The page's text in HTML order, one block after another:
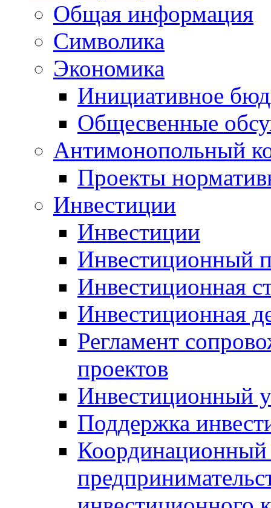
Общая информация
Символика
Экономика
Инициативное
Общесвенные
Антимонопольный
Проекты
Инвестиции
Инвестиции
Инвестиционный
Инвестиционная
Инвестиционная
Регламент
проектов
Инвестиционный
Поддержка
Координационный